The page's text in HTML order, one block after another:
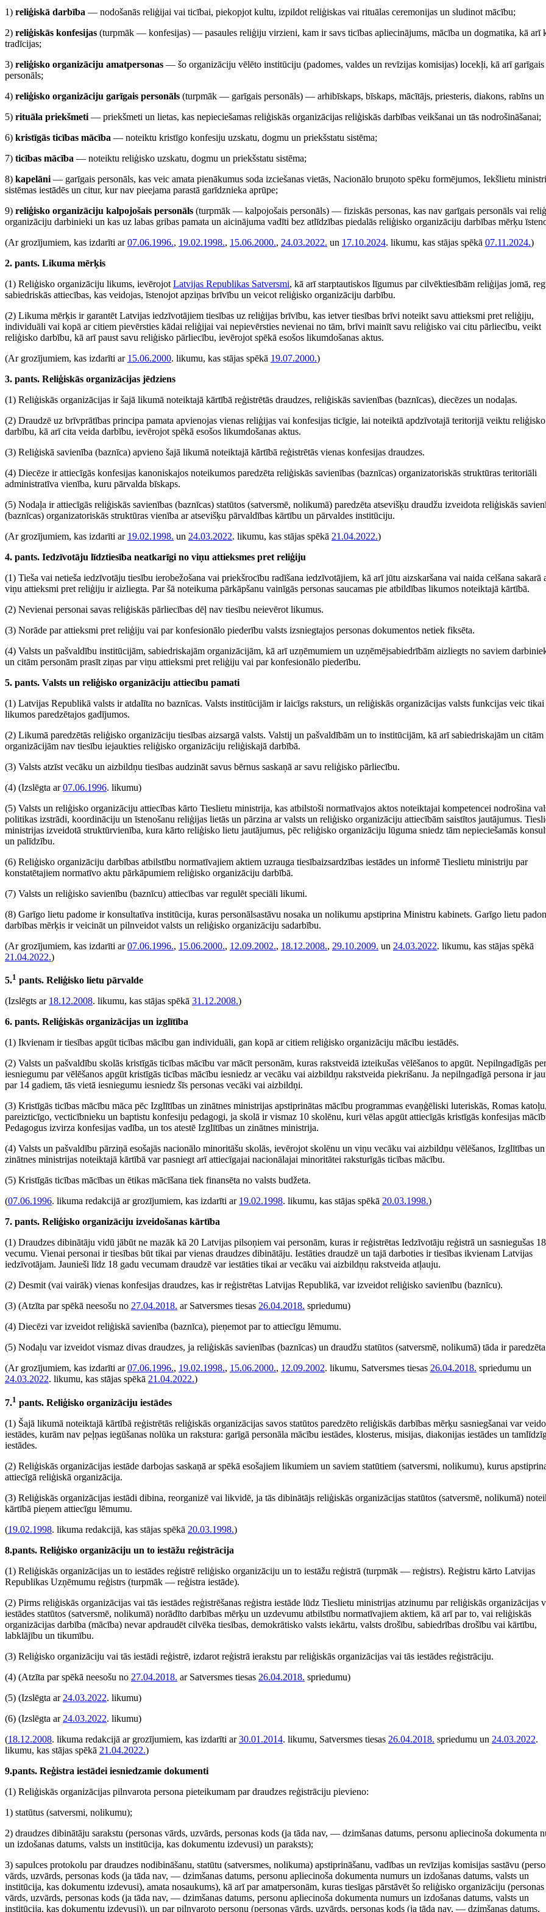
1) reliģiskā darbība — nodošanās reliģijai vai ticībai, piekopjot kultu, izpildot reliģiskas vai rituālas ceremonijas un sludinot mācību;
2) reliģiskās konfesijas (turpmāk — konfesijas) — pasaules reliģiju virzieni, kam ir savs ticības apliecinājums, mācība un dogmatika, kā arī
tradīcijas;
3) reliģisko organizāciju amatpersonas — šo organizāciju vēlēto institūciju (padomes, valdes un revīzijas komisijas) locekļi, kā arī garīgais
personāls;
4) reliģisko organizāciju garīgais personāls (turpmāk — garīgais personāls) — arhibīskaps, bīskaps, mācītājs, priesteris, diakons, rabīns
5) rituāla priekšmeti — priekšmeti un lietas, kas nepieciešamas reliģiskās organizācijas reliģiskās darbības veikšanai un tās nodrošināšanai;
6) kristīgās ticības mācība — noteiktu kristīgo konfesiju uzskatu, dogmu un priekšstatu sistēma;
7) ticības mācība — noteiktu reliģisko uzskatu, dogmu un priekšstatu sistēma;
8) kapelāni — garīgais personāls, kas veic amata pienākumus soda izciešanas vietās, Nacionālo bruņoto spēku formējumos, Iekšlietu
sistēmas iestādēs un citur, kur nav pieejama parastā garīdznieka aprūpe;
9) reliģisko organizāciju kalpojošais personāls (turpmāk — kalpojošais personāls) — fiziskās personas, kas nav garīgais personāls vai
organizāciju darbinieki un kas uz labas gribas pamata un aicinājuma vadīti bez atlīdzības piedalās reliģisko organizāciju darbības mērķu
(Ar grozījumiem, kas izdarīti ar07.06.1996., 19.02.1998., 15.06.2000., 24.03.2022. un 17.10.2024. likumu, kas stājas spēkā 07.11.2024.)
2. pants. Likuma mērķis
(1) Reliģisko organizāciju likums, ievērojot Latvijas Republikas Satversmi, kā arī starptautiskos līgumus par cilvēktiesībām reliģijas jomā,
sabiedriskās attiecības, kas veidojas, īstenojot apziņas brīvību un veicot reliģisko organizāciju darbību.
(2) Likuma mērķis ir garantēt Latvijas iedzīvotājiem tiesības uz reliģijas brīvību, kas ietver tiesības brīvi noteikt savu attieksmi pret reliģiju,
individuāli vai kopā ar citiem pievērsties kādai reliģijai vai nepievērsties nevienai no tām, brīvi mainīt savu reliģisko vai citu pārliecību, veikt
reliģisko darbību, kā arī paust savu reliģisko pārliecību, ievērojot spēkā esošos likumdošanas aktus.
(Ar grozījumiem, kas izdarīti ar 15.06.2000. likumu, kas stājas spēkā 19.07.2000.)
3. pants. Reliģiskās organizācijas jēdziens
(1) Reliģiskās organizācijas ir šajā likumā noteiktajā kārtībā reģistrētās draudzes, reliģiskās savienības (baznīcas), diecēzes un nodaļas.
(2) Draudzē uz brīvprātības principa pamata apvienojas vienas reliģijas vai konfesijas ticīgie, lai noteiktā apdzīvotajā teritorijā veiktu reliģisko
darbību, kā arī cita veida darbību, ievērojot spēkā esošos likumdošanas aktus.
(3) Reliģiskā savienība (baznīca) apvieno šajā likumā noteiktajā kārtībā reģistrētās vienas konfesijas draudzes.
(4) Diecēze ir attiecīgās konfesijas kanoniskajos noteikumos paredzēta reliģiskās savienības (baznīcas) organizatoriskās struktūras teritoriāli
administratīva vienība, kuru pārvalda bīskaps.
(5) Nodaļa ir attiecīgās reliģiskās savienības (baznīcas) statūtos (satversmē, nolikumā) paredzēta atsevišķu draudžu izveidota reliģiskās
(baznīcas) organizatoriskās struktūras vienība ar atsevišķu pārvaldības kārtību un pārvaldes institūciju.
(Ar grozījumiem, kas izdarīti ar 19.02.1998. un 24.03.2022. likumu, kas stājas spēkā 21.04.2022.)
4. pants. Iedzīvotāju līdztiesība neatkarīgi no viņu attieksmes pret reliģiju
(1) Tieša vai netieša iedzīvotāju tiesību ierobežošana vai priekšrocību radīšana iedzīvotājiem, kā arī jūtu aizskaršana vai naida celšana sakarā
viņu attieksmi pret reliģiju ir aizliegta. Par šā noteikuma pārkāpšanu vainīgās personas saucamas pie atbildības likumos noteiktajā kārtībā.
(2) Nevienai personai savas reliģiskās pārliecības dēļ nav tiesību neievērot likumus.
(3) Norāde par attieksmi pret reliģiju vai par konfesionālo piederību valsts izsniegtajos personas dokumentos netiek fiksēta.
(4) Valsts un pašvaldību institūcijām, sabiedriskajām organizācijām, kā arī uzņēmumiem un uzņēmējsabiedrībām aizliegts no saviem
un citām personām prasīt ziņas par viņu attieksmi pret reliģiju vai par konfesionālo piederību.
5. pants. Valsts un reliģisko organizāciju attiecību pamati
(1) Latvijas Republikā valsts ir atdalīta no baznīcas. Valsts institūcijām ir laicīgs raksturs, un reliģiskās organizācijas valsts funkcijas veic tikai
likumos paredzētajos gadījumos.
(2) Likumā paredzētās reliģisko organizāciju tiesības aizsargā valsts. Valstij un pašvaldībām un to institūcijām, kā arī sabiedriskajām un citām
organizācijām nav tiesību iejaukties reliģisko organizāciju reliģiskajā darbībā.
(3) Valsts atzīst vecāku un aizbildņu tiesības audzināt savus bērnus saskaņā ar savu reliģisko pārliecību.
(4) (Izslēgta ar07.06.1996. likumu)
(5) Valsts un reliģisko organizāciju attiecības kārto Tieslietu ministrija, kas atbilstoši normatīvajos aktos noteiktajai kompetencei nodrošina
politikas izstrādi, koordināciju un īstenošanu reliģijas lietās un pārzina ar valsts un reliģisko organizāciju attiecībām saistītos jautājumus.
ministrijas izveidotā struktūrvienība, kura kārto reliģisko lietu jautājumus, pēc reliģisko organizāciju lūguma sniedz tām nepieciešamās
un palīdzību.
(6) Reliģisko organizāciju darbības atbilstību normatīvajiem aktiem uzrauga tiesībaizsardzības iestādes un informē Tieslietu ministriju par
konstatētajiem normatīvo aktu pārkāpumiem reliģisko organizāciju darbībā.
(7) Valsts un reliģisko savienību (baznīcu) attiecības var regulēt speciāli likumi.
(8) Garīgo lietu padome ir konsultatīva institūcija, kuras personālsastāvu nosaka un nolikumu apstiprina Ministru kabinets. Garīgo lietu
darbības mērķis ir veicināt un pilnveidot valsts un reliģisko organizāciju sadarbību.
(Ar grozījumiem, kas izdarīti ar07.06.1996., 15.06.2000., 12.09.2002., 18.12.2008., 29.10.2009. un 24.03.2022. likumu, kas stājas spēkā
21.04.2022.)
5.1 pants. Reliģisko lietu pārvalde
(Izslēgts ar 18.12.2008. likumu, kas stājas spēkā 31.12.2008.)
6. pants. Reliģiskās organizācijas un izglītība
(1) Ikvienam ir tiesības apgūt ticības mācību gan individuāli, gan kopā ar citiem reliģisko organizāciju mācību iestādēs.
(2) Valsts un pašvaldību skolās kristīgās ticības mācību var mācīt personām, kuras rakstveidā izteikušas vēlēšanos to apgūt. Nepilngadīgās
iesniegumu par vēlēšanos apgūt kristīgās ticības mācību iesniedz ar vecāku vai aizbildņu rakstveida piekrišanu. Ja nepilngadīgā persona ir
par 14 gadiem, tās vietā iesniegumu iesniedz šīs personas vecāki vai aizbildņi.
(3) Kristīgās ticības mācību māca pēc Izglītības un zinātnes ministrijas apstiprinātas mācību programmas evaņģēliski luteriskās, Romas katoļu,
pareizticīgo, vecticībnieku un baptistu konfesiju pedagogi, ja skolā ir vismaz 10 skolēnu, kuri vēlas apgūt attiecīgās kristīgās konfesijas
Pedagogus izvirza konfesijas vadība, un tos atestē Izglītības un zinātnes ministrija.
(4) Valsts un pašvaldību pārziņā esošajās nacionālo minoritāšu skolās, ievērojot skolēnu un viņu vecāku vai aizbildņu vēlēšanos, Izglītības un
zinātnes ministrijas noteiktajā kārtībā var pasniegt arī attiecīgajai nacionālajai minoritātei raksturīgās ticības mācību.
(5) Kristīgās ticības mācības un ētikas mācīšana tiek finansēta no valsts budžeta.
(07.06.1996. likuma redakcijā ar grozījumiem, kas izdarīti ar 19.02.1998. likumu, kas stājas spēkā 20.03.1998.)
7. pants. Reliģisko organizāciju izveidošanas kārtība
(1) Draudzes dibinātāju vidū jābūt ne mazāk kā 20 Latvijas pilsoņiem vai personām, kuras ir reģistrētas Iedzīvotāju reģistrā un sasniegušas
vecumu. Vienai personai ir tiesības būt tikai par vienas draudzes dibinātāju. Iestāties draudzē un tajā darboties ir tiesības ikvienam Latvijas
iedzīvotājam. Jaunieši līdz 18 gadu vecumam draudzē var iestāties tikai ar vecāku vai aizbildņu rakstveida atļauju.
(2) Desmit (vai vairāk) vienas konfesijas draudzes, kas ir reģistrētas Latvijas Republikā, var izveidot reliģisko savienību (baznīcu).
(3) (Atzīta par spēkā neesošu no 27.04.2018. ar Satversmes tiesas 26.04.2018. spriedumu)
(4) Diecēzi var izveidot reliģiskā savienība (baznīca), pieņemot par to attiecīgu lēmumu.
(5) Nodaļu var izveidot vismaz divas draudzes, ja reliģiskās savienības (baznīcas) un draudžu statūtos (satversmē, nolikumā) tāda ir
(Ar grozījumiem, kas izdarīti ar07.06.1996., 19.02.1998., 15.06.2000., 12.09.2002. likumu, Satversmes tiesas 26.04.2018. spriedumu un
24.03.2022. likumu, kas stājas spēkā 21.04.2022.)
7.1 pants. Reliģisko organizāciju iestādes
(1) Šajā likumā noteiktajā kārtībā reģistrētās reliģiskās organizācijas savos statūtos paredzēto reliģiskās darbības mērķu sasniegšanai var
iestādes, kurām nav peļņas iegūšanas nolūka un rakstura: garīgā personāla mācību iestādes, klosterus, misijas, diakonijas iestādes un
iestādes.
(2) Reliģiskās organizācijas iestāde darbojas saskaņā ar spēkā esošajiem likumiem un saviem statūtiem (satversmi, nolikumu), kurus
attiecīgā reliģiskā organizācija.
(3) Reliģiskās organizācijas iestādi dibina, reorganizē vai likvidē, ja tās dibinātājs reliģiskās organizācijas statūtos (satversmē, nolikumā)
kārtībā pieņem attiecīgu lēmumu.
(19.02.1998. likuma redakcijā, kas stājas spēkā 20.03.1998.)
8.pants. Reliģisko organizāciju un to iestāžu reģistrācija
(1) Reliģiskās organizācijas un to iestādes reģistrē reliģisko organizāciju un to iestāžu reģistrā (turpmāk — reģistrs). Reģistru kārto Latvijas
Republikas Uzņēmumu reģistrs (turpmāk — reģistra iestāde).
(2) Pirms reliģiskās organizācijas vai tās iestādes reģistrēšanas reģistra iestāde lūdz Tieslietu ministrijas atzinumu par reliģiskās organizācijas
iestādes statūtos (satversmē, nolikumā) norādīto darbības mērķu un uzdevumu atbilstību normatīvajiem aktiem, kā arī par to, vai reliģiskās
organizācijas darbība (mācība) nevar apdraudēt cilvēka tiesības, demokrātisko valsts iekārtu, valsts drošību, sabiedrības drošību vai kārtību,
labklājību un tikumību.
(3) Reliģisko organizāciju vai tās iestādi reģistrē, izdarot reģistrā ierakstu par reliģiskās organizācijas vai tās iestādes reģistrāciju.
(4) (Atzīta par spēkā neesošu no 27.04.2018. ar Satversmes tiesas 26.04.2018. spriedumu)
(5) (Izslēgta ar 24.03.2022. likumu)
(6) (Izslēgta ar 24.03.2022. likumu)
(18.12.2008. likuma redakcijā ar grozījumiem, kas izdarīti ar30.01.2014. likumu, Satversmes tiesas 26.04.2018. spriedumu un 24.03.2022.
likumu, kas stājas spēkā 21.04.2022.)
9.pants. Reģistra iestādei iesniedzamie dokumenti
(1) Reliģiskās organizācijas pilnvarota persona pieteikumam par draudzes reģistrāciju pievieno:
1) statūtus (satversmi, nolikumu);
2) draudzes dibinātāju sarakstu (personas vārds, uzvārds, personas kods (ja tāda nav, — dzimšanas datums, personu apliecinoša dokumenta
un izdošanas datums, valsts un institūcija, kas dokumentu izdevusi) un paraksts);
3) sapulces protokolu par draudzes nodibināšanu, statūtu (satversmes, nolikuma) apstiprināšanu, vadības un revīzijas komisijas sastāvu
vārds, uzvārds, personas kods (ja tāda nav, — dzimšanas datums, personu apliecinoša dokumenta numurs un izdošanas datums, valsts un
institūcija, kas dokumentu izdevusi), amata nosaukums), kā arī par amatpersonām, kuras tiesīgas pārstāvēt šo reliģisko organizāciju (personas
vārds, uzvārds, personas kods (ja tāda nav, — dzimšanas datums, personu apliecinoša dokumenta numurs un izdošanas datums, valsts un
institūcija, kas dokumentu izdevusi)), un par pilnvaroto personu (personas vārds, uzvārds, personas kods (ja tāda nav, — dzimšanas datums,